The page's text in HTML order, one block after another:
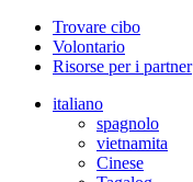
Trovare cibo
Volontario
Risorse per i partner
italiano
spagnolo
vietnamita
Cinese